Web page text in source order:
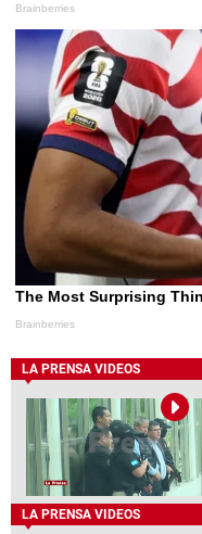
LA PRENSA VIDEOS
LA PRENSA VIDEOS